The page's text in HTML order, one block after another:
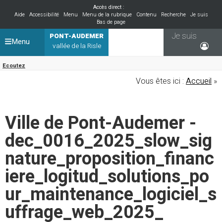
Accès direct :
Aide
Accessibilité Menu Menu de la rubrique Contenu Recherche
Je suis
Bas de page
PONT-AUDEMER
vallée de la Risle
Ecoutez
Je suis
Menu
Vous êtes ici : Accueil »
Ville de Pont-Audemer -
dec_0016_2025_slow_sig
nature_proposition_financ
iere_logitud_solutions_po
ur_maintenance_logiciel_s
uffrage_web_2025_